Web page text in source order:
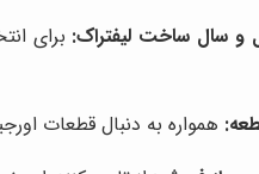
سال ساخت لیفتراک: برای
همواره به دنبال قطعات